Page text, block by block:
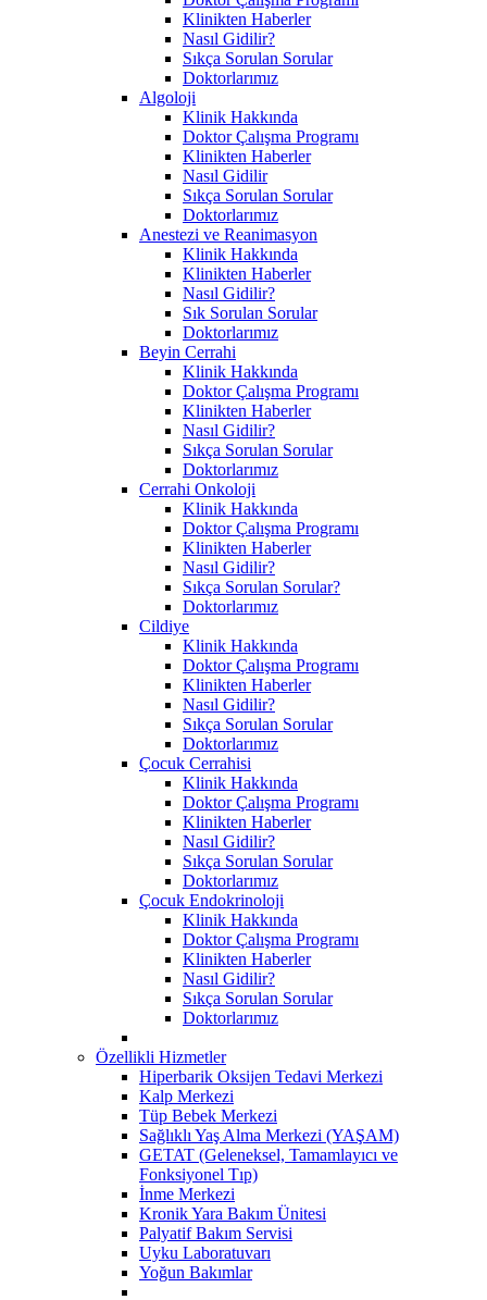
Klinikten Haberler
Nasıl Gidilir?
Sıkça Sorulan Sorular
Doktorlarımız
Algoloji
Klinik Hakkında
Doktor Çalışma Programı
Klinikten Haberler
Nasıl Gidilir
Sıkça Sorulan Sorular
Doktorlarımız
Anestezi ve Reanimasyon
Klinik Hakkında
Klinikten Haberler
Nasıl Gidilir?
Sık Sorulan Sorular
Doktorlarımız
Beyin Cerrahi
Klinik Hakkında
Doktor Çalışma Programı
Klinikten Haberler
Nasıl Gidilir?
Sıkça Sorulan Sorular
Doktorlarımız
Cerrahi Onkoloji
Klinik Hakkında
Doktor Çalışma Programı
Klinikten Haberler
Nasıl Gidilir?
Sıkça Sorulan Sorular?
Doktorlarımız
Cildiye
Klinik Hakkında
Doktor Çalışma Programı
Klinikten Haberler
Nasıl Gidilir?
Sıkça Sorulan Sorular
Doktorlarımız
Çocuk Cerrahisi
Klinik Hakkında
Doktor Çalışma Programı
Klinikten Haberler
Nasıl Gidilir?
Sıkça Sorulan Sorular
Doktorlarımız
Çocuk Endokrinoloji
Klinik Hakkında
Doktor Çalışma Programı
Klinikten Haberler
Nasıl Gidilir?
Sıkça Sorulan Sorular
Doktorlarımız
Özellikli Hizmetler
Hiperbarik Oksijen Tedavi Merkezi
Kalp Merkezi
Tüp Bebek Merkezi
Sağlıklı Yaş Alma Merkezi (YAŞAM)
GETAT (Geleneksel, Tamamlayıcı ve
Fonksiyonel Tıp)
İnme Merkezi
Kronik Yara Bakım Ünitesi
Palyatif Bakım Servisi
Uyku Laboratuvarı
Yoğun Bakımlar